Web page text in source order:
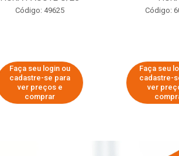
Código: 49625
Faça seu login ou
cadastre-se para
ver preços e
comprar
Código:
Faça seu
cadastre-
ver